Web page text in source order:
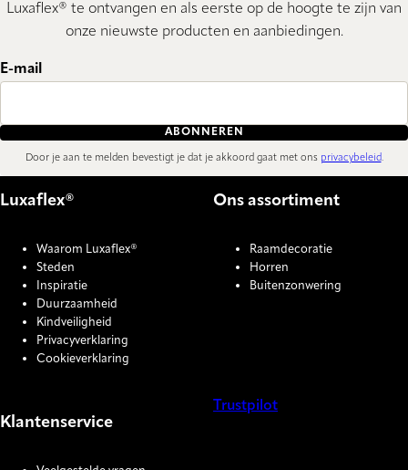
Luxaflex® te ontvangen en als eerste op de hoogte te zijn van
onze nieuwste producten en aanbiedingen.
E-mail
ABONNEREN
Door je aan te melden bevestigt je dat je akkoord gaat met ons privacybeleid.
Luxaflex®
Waarom Luxaflex®
Steden
Inspiratie
Duurzaamheid
Kindveiligheid
Privacyverklaring
Cookieverklaring
Ons assortiment
Raamdecoratie
Horren
Buitenzonwering
Klantenservice
Trustpilot